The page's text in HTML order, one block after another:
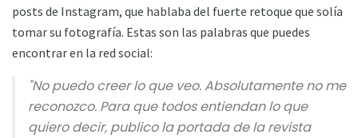
posts de Instagram, que hablaba del fuerte retoque que solía
tomar su fotografía. Estas son las palabras que puedes
encontrar en la red social:
"No puedo creer lo que veo. Absolutamente no me
reconozco. Para que todos entiendan lo que
quiero decir, publico la portada de la revista